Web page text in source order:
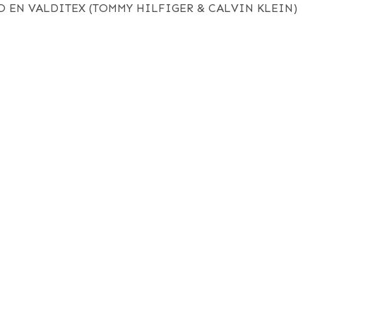
EN VALDITEX (TOMMY HILFIGER & CALVIN KLEIN)